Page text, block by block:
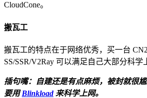
CloudCone。
搬瓦工
搬瓦工的特点在于网络优秀，买一台
SS/SSR/V2Ray 可以满足自己大部分科学
插句嘴：自建还是有点麻烦，被封就很
要用Blinkload来科学上网。